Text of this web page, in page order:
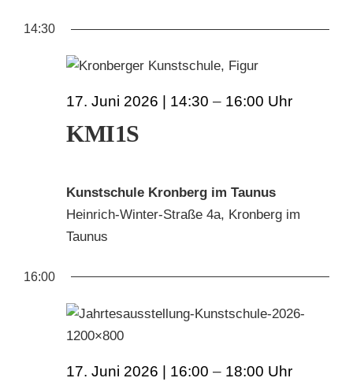
KRONBERGER MALERKOLONIE
SUCHE
FÜR
JUNI
wählen.
14:30
KMI1S
17. Juni 2026 | 14:30 – 16:00
Kunstschule Kronberg im Taunus
Heinrich-Winter-Straße 4a, Kronberg im
Taunus
16:00
17. Juni 2026 | 16:00 – 18:00